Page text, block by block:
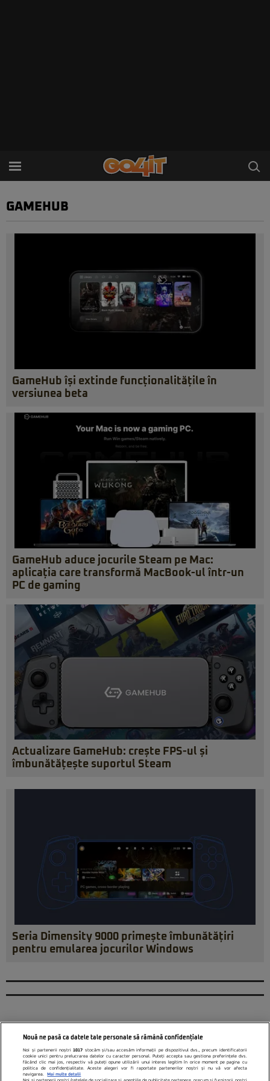
GAMEHUB
GameHub își extinde funcționalitățile în
versiunea beta
GameHub aduce jocurile Steam pe Mac:
aplicația care transformă MacBook-ul într-un
PC de gaming
Actualizare GameHub: crește FPS-ul și
îmbunătățește suportul Steam
Seria Dimensity 9000 primește îmbunătățiri
pentru emularea jocurilor Windows
Nouă ne pasă ca datele tale personale să rămână confidențiale
Noi și partenerii noștri1017 stocăm și/sau accesăm informații pe dispozitivul dvs., precum identificatorii
cookie unici pentru prelucrarea datelor cu caracter personal. Puteți accepta sau gestiona preferințele dvs.
făcând clic mai jos, respectiv vă puteți opune utilizării unui interes legitim în orice moment pe pagina cu
politica de confidențialitate. Aceste alegeri vor fi raportate partenerilor noștri și nu vă vor afecta
navigarea.
Mai multe detalii